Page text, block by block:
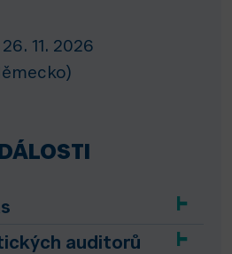
11. 2026
auditorů